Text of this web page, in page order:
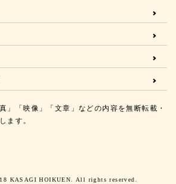
」「映像」「文章」などの内容を無断転載・
ます。
KASAGI HOIKUEN. All rights reserved.